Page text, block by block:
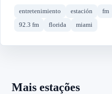
entretenimiento estación fm
92.3 fm
florida miami
Mais estações